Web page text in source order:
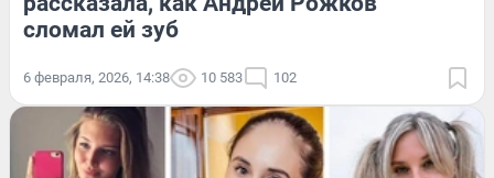
сломал ей зуб
6 февраля, 2026, 14:38 10 583 102